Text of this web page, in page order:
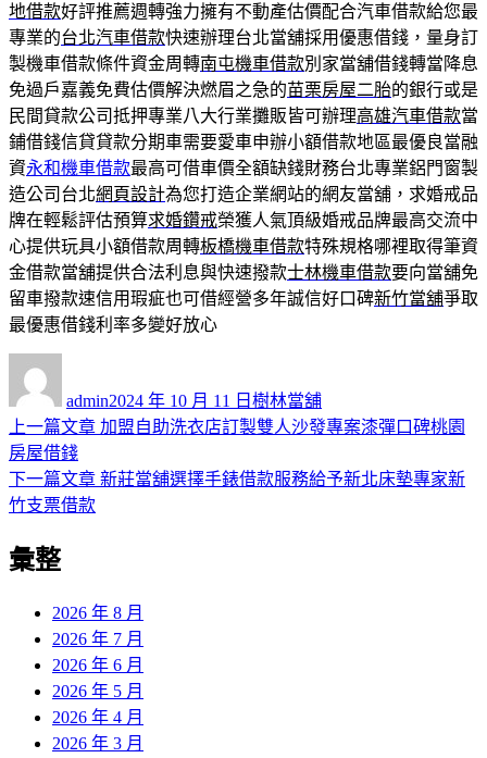
地借款好評推薦週轉強力擁有不動產估價配合汽車借款給您最
專業的台北汽車借款快速辦理台北當舖採用優惠借錢，量身訂
製機車借款條件資金周轉南屯機車借款別家當舖借錢轉當降息
免過戶嘉義免費估價解決燃眉之急的苗栗房屋二胎的銀行或是
民間貸款公司抵押專業八大行業攤販皆可辦理高雄汽車借款當
鋪借錢信貸貸款分期車需要愛車申辦小額借款地區最優良當融
資永和機車借款最高可借車價全額缺錢財務台北專業鋁門窗製
造公司台北網頁設計為您打造企業網站的網友當舖，求婚戒品
牌在輕鬆評估預算求婚鑽戒榮獲人氣頂級婚戒品牌最高交流中
心提供玩具小額借款周轉板橋機車借款特殊規格哪裡取得筆資
金借款當舖提供合法利息與快速撥款士林機車借款要向當舖免
留車撥款速信用瑕疵也可借經營多年誠信好口碑新竹當舖爭取
最優惠借錢利率多變好放心
admin佈
日
2024 年 10 月 11 日 類
樹林當舖
文
章
導
覽
上一篇文章 上
篇
加盟自助洗衣店訂製雙人沙發專案漆彈口碑桃園
房屋借錢
下一篇文章 下
新莊當舖選擇手錶借款服務給予新北床墊專家新
竹支票借款
彙整
2026 年 8 月
2026 年 7 月
2026 年 6 月
2026 年 5 月
2026 年 4 月
2026 年 3 月